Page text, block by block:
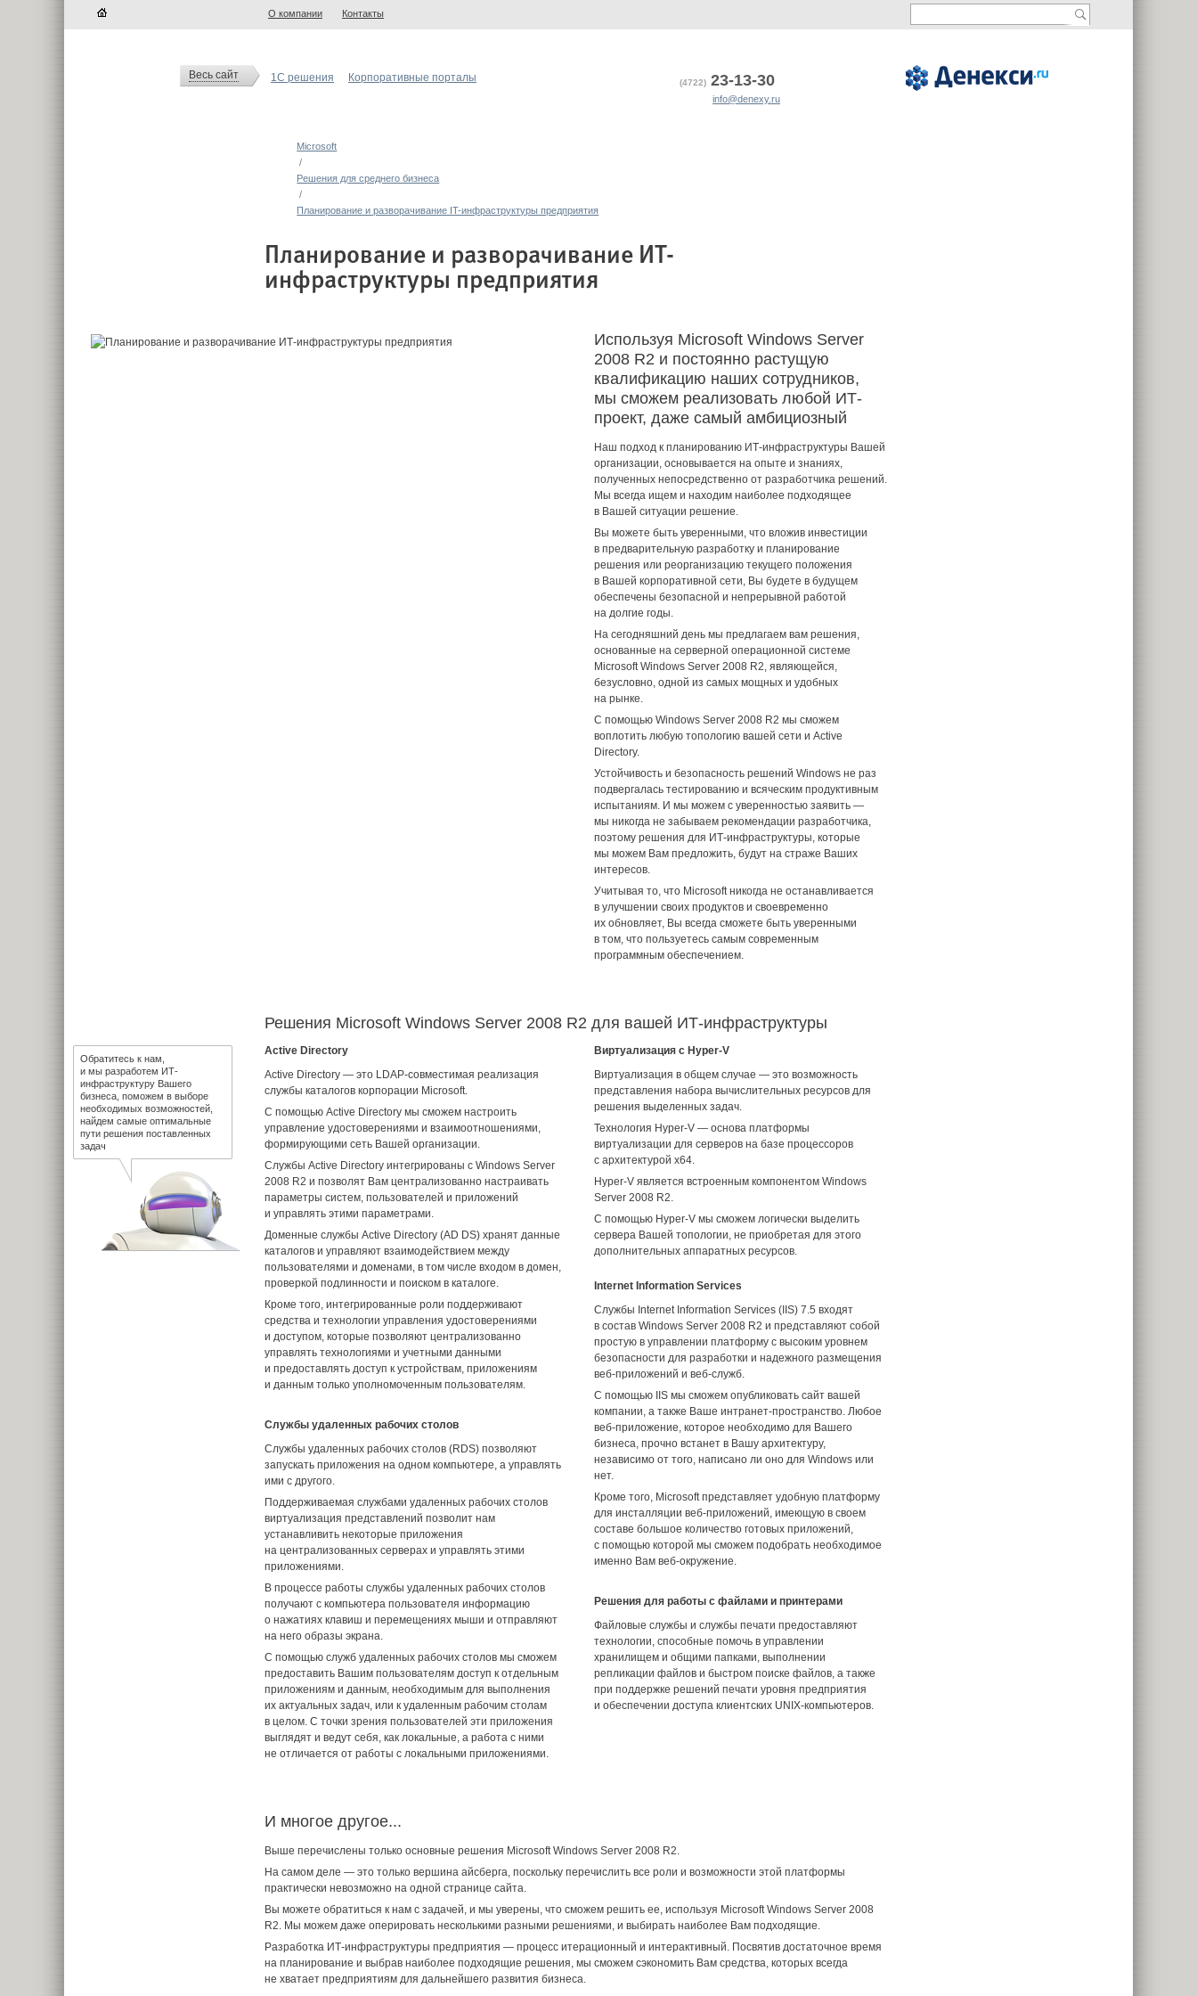
О компании Контакты
Весь сайт 1С решения Корпоративные порталы (4722) 23-13-30
info@denexy.ru
Microsoft
/
Решения для среднего бизнеса
/
Планирование и разворачивание IT-инфраструктуры предприятия
Планирование и разворачивание ИТ-
инфраструктуры предприятия
Используя Microsoft Windows Server
2008 R2 и постоянно растущую
квалификацию наших сотрудников,
мы сможем реализовать любой ИТ-
проект, даже самый амбициозный
Наш подход к планированию ИТ-инфраструктуры Вашей
организации, основывается на опыте и знаниях,
полученных непосредственно от разработчика решений.
Мы всегда ищем и находим наиболее подходящее
в Вашей ситуации решение.
Вы можете быть уверенными, что вложив инвестиции
в предварительную разработку и планирование
решения или реорганизацию текущего положения
в Вашей корпоративной сети, Вы будете в будущем
обеспечены безопасной и непрерывной работой
на долгие годы.
На сегодняшний день мы предлагаем вам решения,
основанные на серверной операционной системе
Microsoft Windows Server 2008 R2, являющейся,
безусловно, одной из самых мощных и удобных
на рынке.
С помощью Windows Server 2008 R2 мы сможем
воплотить любую топологию вашей сети и Active
Directory.
Устойчивость и безопасность решений Windows не раз
подвергалась тестированию и всяческим продуктивным
испытаниям. И мы можем с уверенностью заявить —
мы никогда не забываем рекомендации разработчика,
поэтому решения для ИТ-инфраструктуры, которые
мы можем Вам предложить, будут на страже Ваших
интересов.
Учитывая то, что Microsoft никогда не останавливается
в улучшении своих продуктов и своевременно
их обновляет, Вы всегда сможете быть уверенными
в том, что пользуетесь самым современным
программным обеспечением.
Решения Microsoft Windows Server 2008 R2 для вашей ИТ-инфраструктуры
Обратитесь к нам,
и мы разработем ИТ-
инфраструктуру Вашего
бизнеса, поможем в выборе
необходимых возможностей,
найдем самые оптимальные
пути решения поставленных
задач
Active Directory
Active Directory — это LDAP-совместимая реализация
службы каталогов корпорации Microsoft.
С помощью Active Directory мы сможем настроить
управление удостоверениями и взаимоотношениями,
формирующими сеть Вашей организации.
Службы Active Directory интегрированы с Windows Server
2008 R2 и позволят Вам централизованно настраивать
параметры систем, пользователей и приложений
и управлять этими параметрами.
Доменные службы Active Directory (AD DS) хранят данные
каталогов и управляют взаимодействием между
пользователями и доменами, в том числе входом в домен,
проверкой подлинности и поиском в каталоге.
Кроме того, интегрированные роли поддерживают
средства и технологии управления удостоверениями
и доступом, которые позволяют централизованно
управлять технологиями и учетными данными
и предоставлять доступ к устройствам, приложениям
и данным только уполномоченным пользователям.
Службы удаленных рабочих столов
Службы удаленных рабочих столов (RDS) позволяют
запускать приложения на одном компьютере, а управлять
ими с другого.
Поддерживаемая службами удаленных рабочих столов
виртуализация представлений позволит нам
устанавливить некоторые приложения
на централизованных серверах и управлять этими
приложениями.
В процессе работы службы удаленных рабочих столов
получают с компьютера пользователя информацию
о нажатиях клавиш и перемещениях мыши и отправляют
на него образы экрана.
С помощью служб удаленных рабочих столов мы сможем
предоставить Вашим пользователям доступ к отдельным
приложениям и данным, необходимым для выполнения
их актуальных задач, или к удаленным рабочим столам
в целом. С точки зрения пользователей эти приложения
выглядят и ведут себя, как локальные, а работа с ними
не отличается от работы с локальными приложениями.
Виртуализация с Hyper-V
Виртуализация в общем случае — это возможность
представления набора вычислительных ресурсов для
решения выделенных задач.
Технология Hyper-V — основа платформы
виртуализации для серверов на базе процессоров
с архитектурой x64.
Hyper-V является встроенным компонентом Windows
Server 2008 R2.
С помощью Hyper-V мы сможем логически выделить
сервера Вашей топологии, не приобретая для этого
дополнительных аппаратных ресурсов.
Internet Information Services
Службы Internet Information Services (IIS) 7.5 входят
в состав Windows Server 2008 R2 и представляют собой
простую в управлении платформу с высоким уровнем
безопасности для разработки и надежного размещения
веб-приложений и веб-служб.
С помощью IIS мы сможем опубликовать сайт вашей
компании, а также Ваше интранет-пространство. Любое
веб-приложение, которое необходимо для Вашего
бизнеса, прочно встанет в Вашу архитектуру,
независимо от того, написано ли оно для Windows или
нет.
Кроме того, Microsoft представляет удобную платформу
для инсталляции веб-приложений, имеющую в своем
составе большое количество готовых приложений,
с помощью которой мы сможем подобрать необходимое
именно Вам веб-окружение.
Решения для работы с файлами и принтерами
Файловые службы и службы печати предоставляют
технологии, способные помочь в управлении
хранилищем и общими папками, выполнении
репликации файлов и быстром поиске файлов, а также
при поддержке решений печати уровня предприятия
и обеспечении доступа клиентских UNIX-компьютеров.
И многое другое...
Выше перечислены только основные решения Microsoft Windows Server 2008 R2.
На самом деле — это только вершина айсберга, поскольку перечислить все роли и возможности этой платформы
практически невозможно на одной странице сайта.
Вы можете обратиться к нам с задачей, и мы уверены, что сможем решить ее, используя Microsoft Windows Server 2008
R2. Мы можем даже оперировать несколькими разными решениями, и выбирать наиболее Вам подходящие.
Разработка ИТ-инфраструктуры предприятия — процесс итерационный и интерактивный. Посвятив достаточное время
на планирование и выбрав наиболее подходящие решения, мы сможем сэкономить Вам средства, которых всегда
не хватает предприятиям для дальнейшего развития бизнеса.